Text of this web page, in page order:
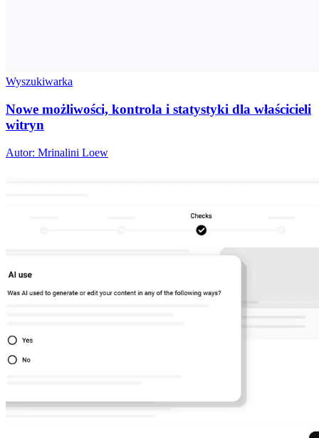
Wyszukiwarka
Nowe możliwości, kontrola i statystyki dla właścicieli
witryn
Autor: Mrinalini Loew